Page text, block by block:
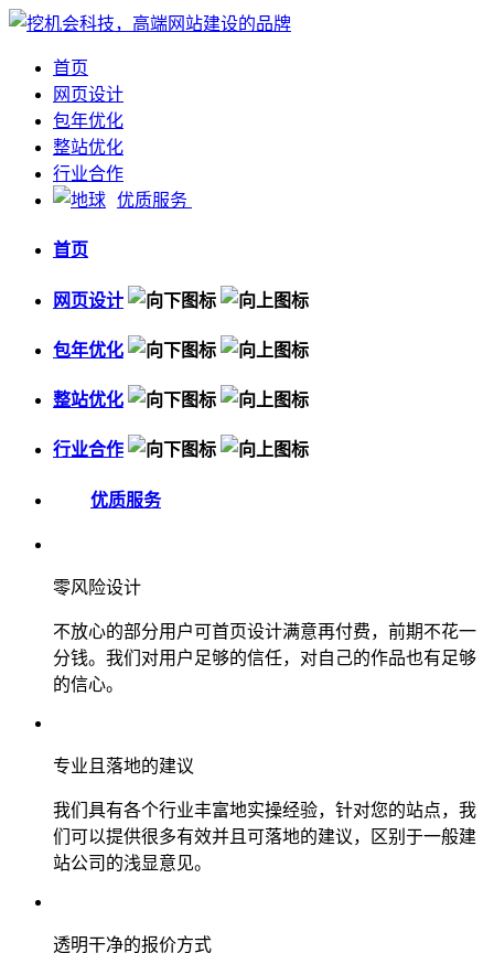
首页
网页设计
包年优化
整站优化
行业合作
优质服务
首页
网页设计
包年优化
整站优化
行业合作
优质服务
零风险设计
不放心的部分用户可首页设计满意再付费，前期不花一
分钱。我们对用户足够的信任，对自己的作品也有足够
的信心。
专业且落地的建议
我们具有各个行业丰富地实操经验，针对您的站点，我
们可以提供很多有效并且可落地的建议，区别于一般建
站公司的浅显意见。
透明干净的报价方式